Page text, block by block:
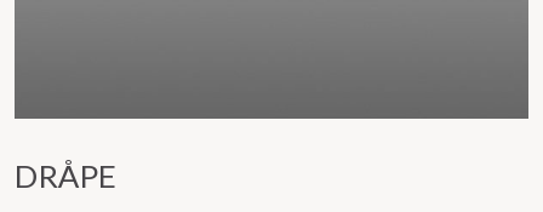
DRÅPE